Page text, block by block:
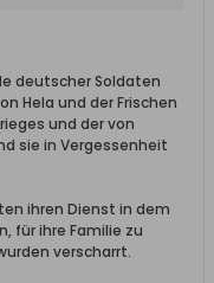
deutscher Soldaten
Hela und der Frischen
und der von
sie in Vergessenheit
ihren Dienst in dem
für ihre Familie zu
verscharrt.